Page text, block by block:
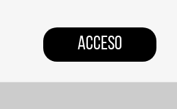
ACCESO